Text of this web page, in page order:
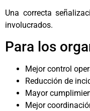
Una correcta
involucrados.
Para los
Mejor control
Reducción de
Mayor
Mejor